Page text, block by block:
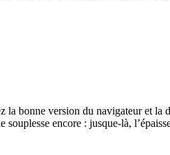
la bonne version du navigateur et
souplesse encore : jusque-là,